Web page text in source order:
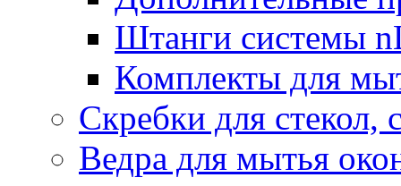
Штанги системы
Комплекты для
Скребки для стекол,
Ведра для мытья